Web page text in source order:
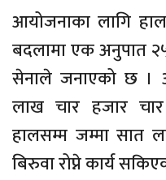
आयोजनाका लागि
बदलामा एक अनुपात
सेनाले जनाएको छ ।
लाख चार हजार चार
हालसम्म जम्मा सात
बिरुवा रोप्ने कार्य